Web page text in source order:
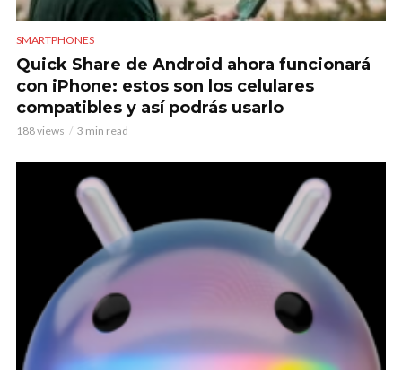
SMARTPHONES
Quick Share de Android ahora funcionará
con iPhone: estos son los celulares
compatibles y así podrás usarlo
188 views 3 min read